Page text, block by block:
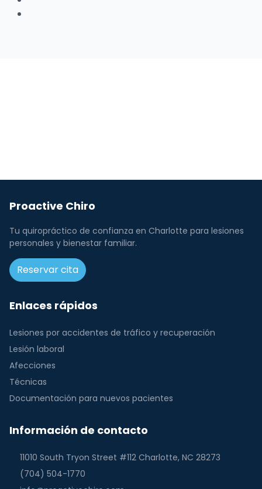
Proactive Chiro
Tu quiropráctico de confianza en Charlotte para lesiones
personales y bienestar familiar.
Reservar cita
Enlaces rápidos
Lesiones por accidentes de tráfico y recuperación
Lesión laboral
Afecciones
Técnicas
Documentación para nuevos pacientes
Información de contacto
11010 South Tryon Street #112 Charlotte, NC 28273
(704) 504-1770